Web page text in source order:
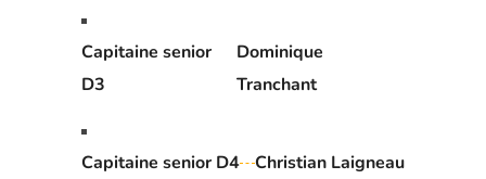
Capitaine senior
D3
Dominique
Tranchant
Capitaine senior D4 Christian Laigneau